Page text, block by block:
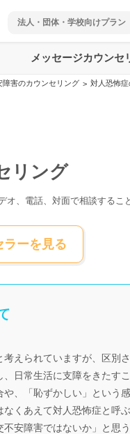
法人・団体・学校向けプラン
メッセージカウンセ
障害のカウンセリング > 対人恐怖
リング
、電話、対面で相談するこ
ラーを見る
考えられていますが、区別
日常生活に支障をきたす
、「恥ずかしい」という
くあえて対人恐怖症と呼ぶ
安障害ではないか」と思